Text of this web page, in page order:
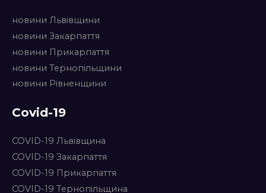
новини Львівщини
новини Закарпаття
новини Прикарпаття
новини Тернопільщини
новини Рівненщини
Covid-19
COVID-19 Львівщина
COVID-19 Закарпаття
COVID-19 Прикарпаття
COVID-19 Тернопільщина